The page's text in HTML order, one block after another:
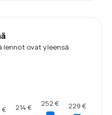
lennot ovat yleensä
€ 214 € 252 € 229 €